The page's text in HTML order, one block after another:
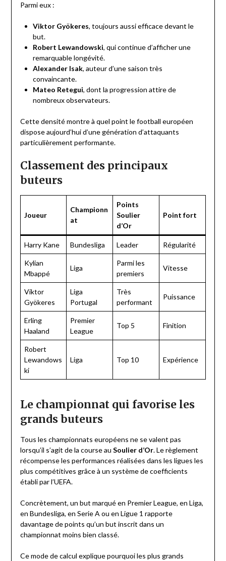
Parmi eux :
Viktor Gyökeres, toujours aussi efficace devant le
but.
Robert Lewandowski, qui continue d’afficher une
remarquable longévité.
Alexander Isak, auteur d’une saison très
convaincante.
Mateo Retegui, dont la progression attire de
nombreux observateurs.
Cette densité montre à quel point le football européen
dispose aujourd’hui d’une génération d’attaquants
particulièrement performante.
Classement des principaux
buteurs
Joueur
Championn
at
Points
Soulier
d’Or
Point fort
Harry Kane Bundesliga Leader Régularité
Kylian
Mbappé
Liga
Parmi les
premiers
Vitesse
Viktor
Gyökeres
Liga
Portugal
Très
performant
Puissance
Erling
Haaland
Premier
League
Top 5 Finition
Robert
Lewandows
ki
Liga Top 10 Expérience
Le championnat qui favorise les
grands buteurs
Tous les championnats européens ne se valent pas
lorsqu’il s’agit de la course au Soulier d’Or. Le règlement
récompense les performances réalisées dans les ligues les
plus compétitives grâce à un système de coefficients
établi par l’UEFA.
Concrètement, un but marqué en Premier League, en Liga,
en Bundesliga, en Serie A ou en Ligue 1 rapporte
davantage de points qu’un but inscrit dans un
championnat moins bien classé.
Ce mode de calcul explique pourquoi les plus grands